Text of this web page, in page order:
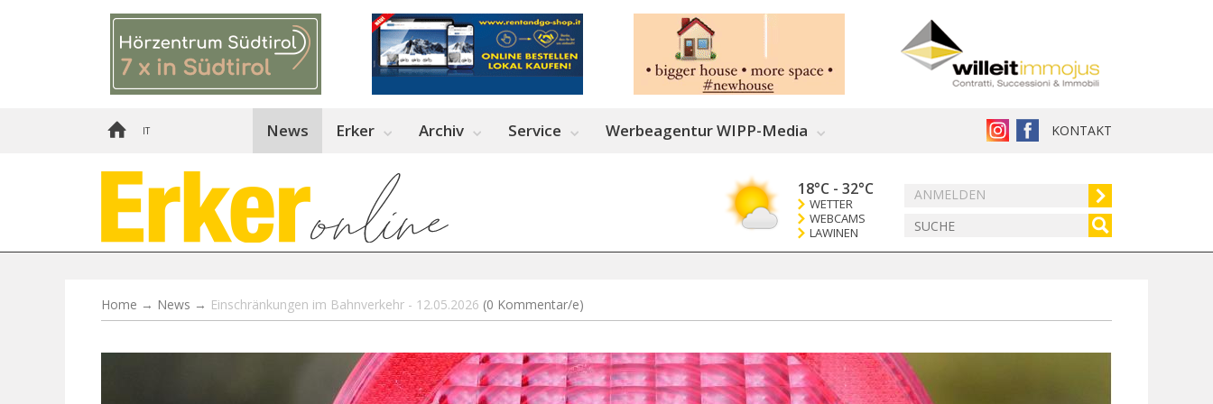
IT KONTAKT
News Erker Archiv Service Werbeagentur WIPP-Media
ANMELDEN
18°C - 32°C
WETTER
WEBCAMS
LAWINEN
Home → News → Einschränkungen im Bahnverkehr - 12.05.2026 (0 Kommentar/e)